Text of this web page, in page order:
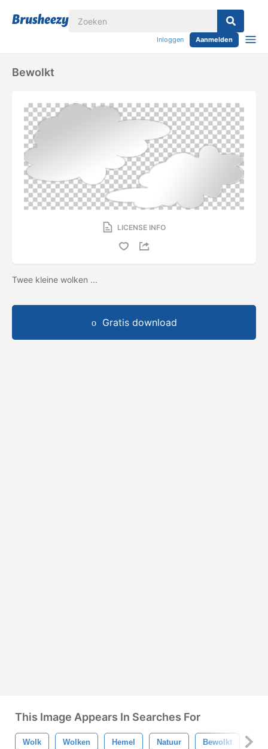
Inloggen Aanmelden
Bewolkt
LICENSE INFO
Twee kleine wolken ...
Gratis download
This Image Appears In Searches For
Wolk Wolken Hemel Natuur Bewolkt